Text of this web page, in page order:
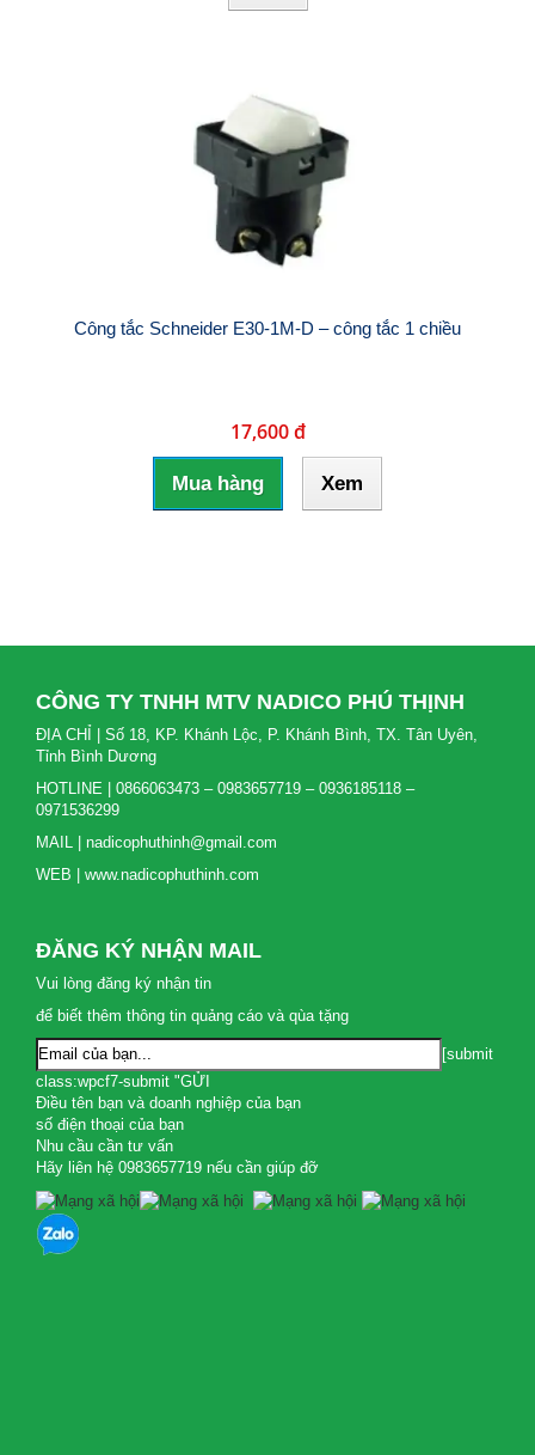
Công tắc Schneider E30-1M-D – công tắc 1 chiều
17,600 đ
Mua hàng Xem
CÔNG TY TNHH MTV NADICO PHÚ THỊNH
ĐỊA CHỈ | Số 18, KP. Khánh Lộc, P. Khánh Bình, TX. Tân Uyên,
Tỉnh Bình Dương
HOTLINE | 0866063473 – 0983657719 – 0936185118 –
0971536299
MAIL | nadicophuthinh@gmail.com
WEB | www.nadicophuthinh.com
ĐĂNG KÝ NHẬN MAIL
Vui lòng đăng ký nhận tin
để biết thêm thông tin quảng cáo và qùa tặng
[submit
class:wpcf7-submit "GỬI
Điều tên bạn và doanh nghiệp của bạn
số điện thoại của bạn
Nhu cầu cần tư vấn
Hãy liên hệ 0983657719 nếu cần giúp đỡ